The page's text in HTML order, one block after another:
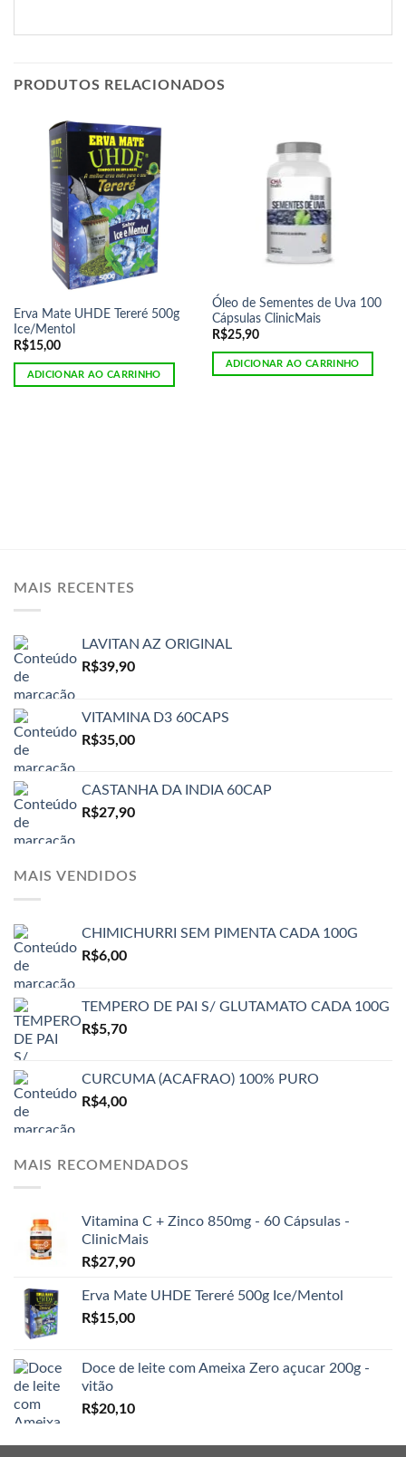
PRODUTOS RELACIONADOS
Erva Mate UHDE Tereré 500g
Ice/Mentol
R$15,00
ADICIONAR AO CARRINHO
Óleo de Sementes de Uva 100
Cápsulas ClinicMais
R$25,90
ADICIONAR AO CARRINHO
MAIS RECENTES
LAVITAN AZ ORIGINAL
R$39,90
VITAMINA D3 60CAPS
R$35,00
CASTANHA DA INDIA 60CAP
R$27,90
MAIS VENDIDOS
CHIMICHURRI SEM PIMENTA CADA 100G
R$6,00
TEMPERO DE PAI S/ GLUTAMATO CADA 100G
R$5,70
CURCUMA (ACAFRAO) 100% PURO
R$4,00
MAIS RECOMENDADOS
Vitamina C + Zinco 850mg - 60 Cápsulas -
ClinicMais
R$27,90
Erva Mate UHDE Tereré 500g Ice/Mentol
R$15,00
Doce de leite com Ameixa Zero açucar 200g -
vitão
R$20,10